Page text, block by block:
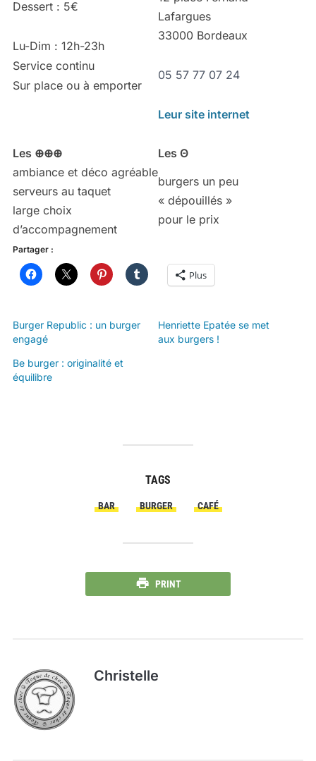
Dessert : 5€
Lu-Dim : 12h-23h
Service continu
Sur place ou à emporter
Lafargues
33000 Bordeaux
05 57 77 07 24
Leur site internet
Les ⊕⊕⊕
Les Θ
ambiance et déco agréable
serveurs au taquet
large choix
d’accompagnement
burgers un peu
« dépouillés »
pour le prix
Partager :
Plus
Burger Republic : un burger
engagé
Henriette Epatée se met
aux burgers !
Be burger : originalité et
équilibre
TAGS
BAR BURGER CAFÉ
PRINT
Christelle